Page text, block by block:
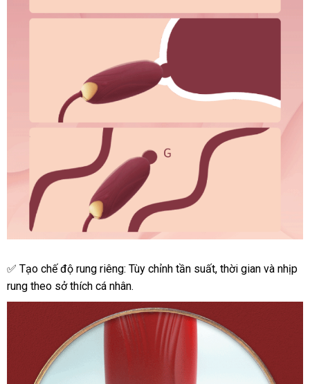
món
rung
điều
khiển
violet
✅ Tạo chế độ rung báo
giá
riêng: Tùy chỉnh tần suấtnước
, thời gian amazon
và nhịp
rung theo sở thích cá nhân.